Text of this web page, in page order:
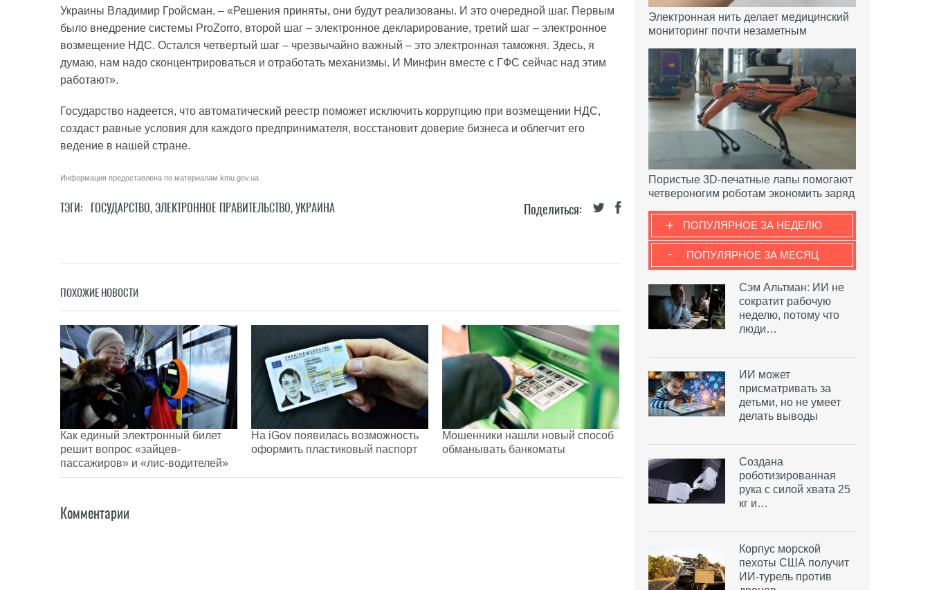
Украины Владимир Гройсман. – «Решения приняты, они будут реализованы. И это очередной шаг. Первым
было внедрение системы ProZorro, второй шаг – электронное декларирование, третий шаг – электронное
возмещение НДС. Остался четвертый шаг – чрезвычайно важный – это электронная таможня. Здесь, я
думаю, нам надо сконцентрироваться и отработать механизмы. И Минфин вместе с ГФС сейчас над этим
работают».
Государство надеется, что автоматический реестр поможет исключить коррупцию при возмещении НДС,
создаст равные условия для каждого предпринимателя, восстановит доверие бизнеса и облегчит его
ведение в нашей стране.
Информация предоставлена по материалам kmu.gov.ua
Поделиться:
ТЭГИ: ГОСУДАРСТВО,ЭЛЕКТРОННОЕ ПРАВИТЕЛЬСТВО,УКРАИНА
ПОХОЖИЕ НОВОСТИ
Как единый электронный билет
решит вопрос «зайцев-
пассажиров» и «лис-водителей»
На iGov появилась возможность
оформить пластиковый паспорт
Мошенники нашли новый способ
обманывать банкоматы
Комментарии
Электронная нить делает медицинский
мониторинг почти незаметным
Пористые 3D-печатные лапы помогают
четвероногим роботам экономить заряд
ПОПУЛЯРНОЕ ЗА НЕДЕЛЮ
+
ПОПУЛЯРНОЕ ЗА МЕСЯЦ
-
Сэм Альтман: ИИ не
сократит рабочую
неделю, потому что
люди…
ИИ может
присматривать за
детьми, но не умеет
делать выводы
Создана
роботизированная
рука с силой хвата 25
кг и…
Корпус морской
пехоты США получит
ИИ-турель против